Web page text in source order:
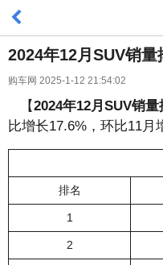
2024年12月SUV销
购车网 2025-1-12 21:54:02
【2024年12月SUV销
比增长17.6%，环比11月
排名
1
2